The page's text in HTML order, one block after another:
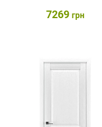
7269 грн